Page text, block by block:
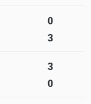
0
3
3
0